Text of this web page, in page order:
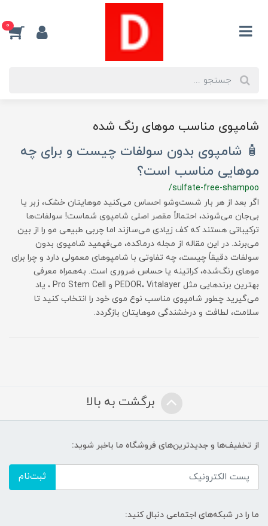
0
شامپوی مناسب موهای رنگ شده
🧴 شامپوی بدون سولفات چیست و برای چه
موهایی مناسب است؟
/sulfate-free-shampoo
اگر بعد از هر بار شست‌وشو احساس می‌کنید موهایتان خشک، زبر یا
بی‌جان می‌شوند، احتمالاً مقصر اصلی شامپوی شماست! سولفات‌ها
ترکیباتی هستند که کف زیادی می‌سازند اما چربی طبیعی مو را از بین
می‌برند. در این مقاله از مجله درماکده، می‌فهمید شامپوی بدون
سولفات دقیقاً چیست، چه تفاوتی با شامپوهای معمولی دارد و چرا برای
موهای رنگ‌شده، کراتینه یا حساس ضروری است. به‌همراه معرفی
بهترین برندهایی مثل PEDOR، Vitalayer و Pro Stem Cell ، یاد
می‌گیرید چطور شامپوی مناسب نوع موی خود را انتخاب کنید تا
سلامت، لطافت و درخشندگی موهایتان بازگردد.
برگشت به بالا
از تخفیف‌ها و جدیدترین‌های فروشگاه ما باخبر شوید:
ثبت‌نام
ما را در شبکه‌های اجتماعی دنبال کنید: